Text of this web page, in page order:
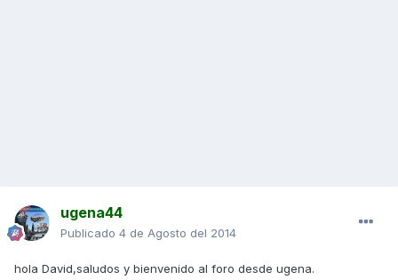
ugena44
Publicado 4 de Agosto del 2014
hola David,saludos y bienvenido al foro desde ugena.